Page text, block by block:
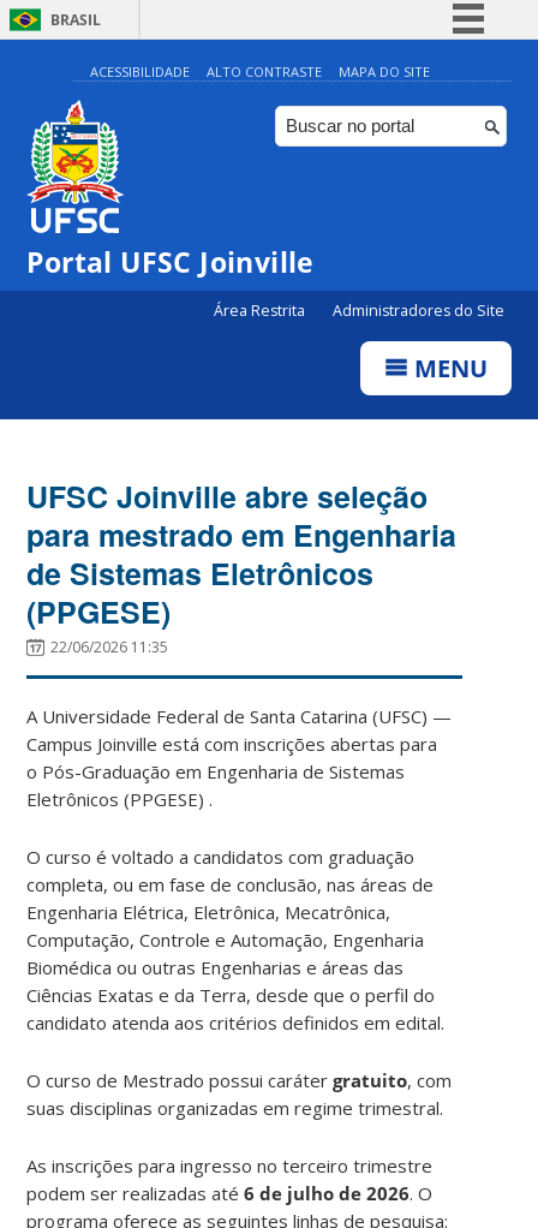
BRASIL
Simplifique!
Comunica BR
Participe
ACESSIBILIDADE ALTO CONTRASTE MAPA DO SITE
Portal UFSC Joinville
Área Restrita Administradores do Site
MENU
UFSC Joinville abre seleção
para mestrado em Engenharia
de Sistemas Eletrônicos
(PPGESE)
22/06/2026 11:35
A Universidade Federal de Santa Catarina (UFSC) —
Campus Joinville está com inscrições abertas para
o Pós-Graduação em Engenharia de Sistemas
Eletrônicos (PPGESE) .
O curso é voltado a candidatos com graduação
completa, ou em fase de conclusão, nas áreas de
Engenharia Elétrica, Eletrônica, Mecatrônica,
Computação, Controle e Automação, Engenharia
Biomédica ou outras Engenharias e áreas das
Ciências Exatas e da Terra, desde que o perfil do
candidato atenda aos critérios definidos em edital.
O curso de Mestrado possui carátergratuito, com
suas disciplinas organizadas em regime trimestral.
As inscrições para ingresso no terceiro trimestre
podem ser realizadas até6 de julho de 2026. O
programa oferece as seguintes linhas de pesquisa: